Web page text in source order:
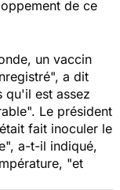
de ce
un vaccin
", a dit
qu'il est assez
". Le président
fait inoculer le
", a-t-il indiqué,
"et